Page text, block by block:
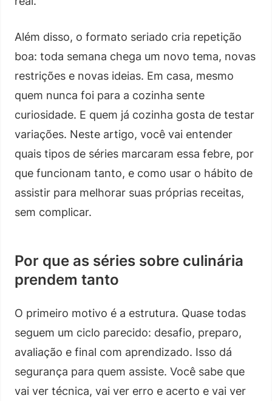
Além disso, o formato seriado cria repetição
boa: toda semana chega um novo tema, novas
restrições e novas ideias. Em casa, mesmo
quem nunca foi para a cozinha sente
curiosidade. E quem já cozinha gosta de testar
variações. Neste artigo, você vai entender
quais tipos de séries marcaram essa febre, por
que funcionam tanto, e como usar o hábito de
assistir para melhorar suas próprias receitas,
sem complicar.
Por que as séries sobre culinária
prendem tanto
O primeiro motivo é a estrutura. Quase todas
seguem um ciclo parecido: desafio, preparo,
avaliação e final com aprendizado. Isso dá
segurança para quem assiste. Você sabe que
vai ver técnica, vai ver erro e acerto e vai ver